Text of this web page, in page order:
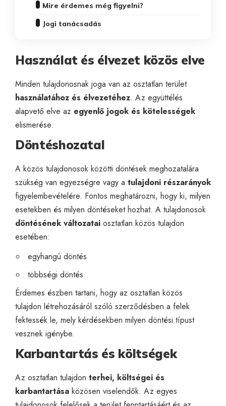
Mire érdemes még figyelni?
Jogi tanácsadás
Használat és élvezet közös elve
Minden tulajdonosnak joga van az osztatlan terület
használatához és élvezetéhez. Az együttélés
alapvető elve az egyenlő jogok és kötelességek
elismerése.
Döntéshozatal
A közös tulajdonosok közötti döntések meghozatalára
szükség van egyezségre vagy a tulajdoni részarányok
figyelembevételére. Fontos meghatározni, hogy ki, milyen
esetekben és milyen döntéseket hozhat. A tulajdonosok
döntésének változatai osztatlan közös tulajdon
esetében:
egyhangú döntés
többségi döntés
Érdemes észben tartani, hogy az osztatlan közös
tulajdon létrehozásáról szóló szerződésben a felek
fektessék le, mely kérdésekben milyen döntési típust
vesznek igénybe.
Karbantartás és költségek
Az osztatlan tulajdon terhei, költségei és
karbantartása közösen viselendők. Az egyes